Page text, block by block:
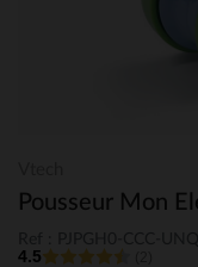
Pousseur Mon
4.5